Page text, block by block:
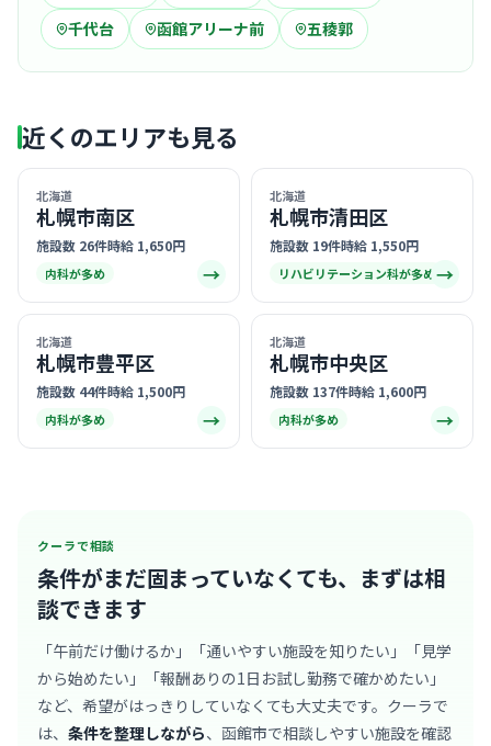
千代台
函館アリーナ前 五稜郭
近くのエリアも見る
北海道
札幌市南区
施設数 26件時給 1,650円
内科が多め →
北海道
札幌市清田区
施設数 19件時給 1,550円
リハビリテーション科が多め →
北海道
札幌市豊平区
施設数 44件時給 1,500円
内科が多め →
北海道
札幌市中央区
施設数 137件時給 1,600円
内科が多め →
クーラで相談
条件がまだ固まっていなくても、 まずは相
談できます
「午前だけ働けるか」「通いやすい施設を知りたい」「見学
から始めたい」「報酬ありの1日お試し勤務で確かめたい」
など、希望がはっきりしていなくても大丈夫です。クーラで
は、 条件を整理しながら、函館市で相談しやすい施設を確認